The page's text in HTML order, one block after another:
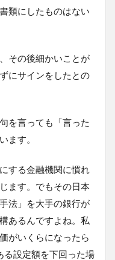
類にしたものはない
その後細かいことが
にサインをしたとの
を言っても「言った
ます。
する金融機関に慣れ
ます。でもその日本
法」を大手の銀行が
あるんですよね。私
がいくらになったら
る設定額を下回った場